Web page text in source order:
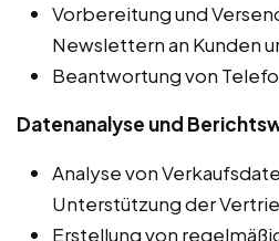
Vorbereitung und
Newslettern an Kunden
Beantwortung von
Datenanalyse und
Analyse von
Unterstützung der
Erstellung von